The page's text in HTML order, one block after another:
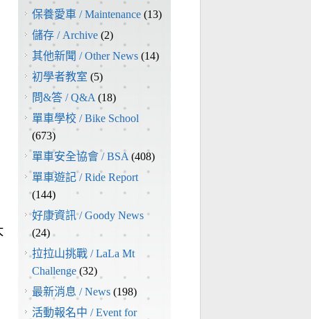
保養愛車 / Maintenance (13)
儲存 / Archive (2)
其他新聞 / Other News (14)
初學者教室 (5)
問&答 / Q&A (18)
單車學校 / Bike School
(673)
單車安全協會 / BSA (408)
單車遊記 / Ride Report
(144)
好康資訊 / Goody News
(24)
拉拉山挑戰 / LaLa Mt
Challenge (32)
最新消息 / News (198)
活動報名中 / Event for